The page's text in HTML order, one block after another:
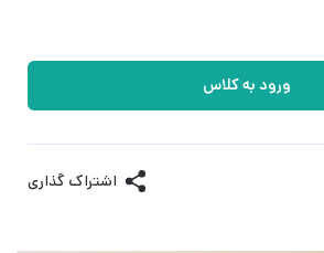
ورود به کلاس
اشتراک گذاری